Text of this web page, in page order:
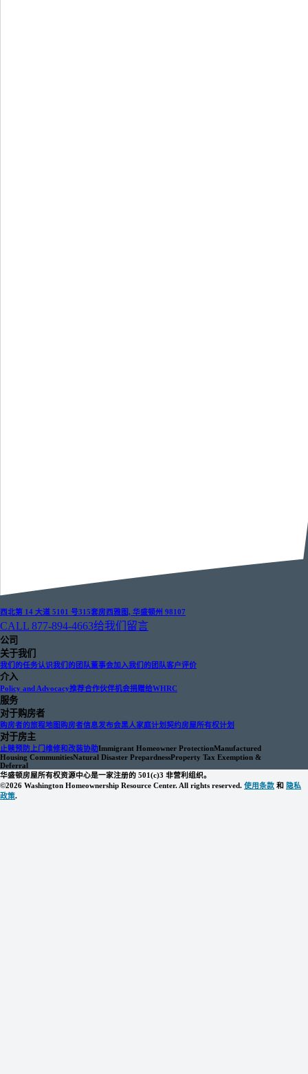
西北第 14 大道 5101 号315套房西雅图, 华盛顿州 98107
CALL 877-894-4663给我们留言
公司
关于我们
我们的任务认识我们的团队董事会加入我们的团队客户评价
介入
Policy and Advocacy推荐合作伙伴机会捐赠给WHRC
服务
对于购房者
购房者的旅程地图 购房者信息发布会黑人家庭计划 契约房屋所有权计划
对于房主
止赎预防 上门维修和改装协助Immigrant Homeowner ProtectionManufactured
Housing CommunitiesNatural Disaster PrepardnessProperty Tax Exemption &
Deferral
华盛顿房屋所有权资源中心是一家注册的 501(c)3 非营利组织。
©2026 Washington Homeownership Resource Center. All rights reserved. 使用条款 和 隐私
政策.